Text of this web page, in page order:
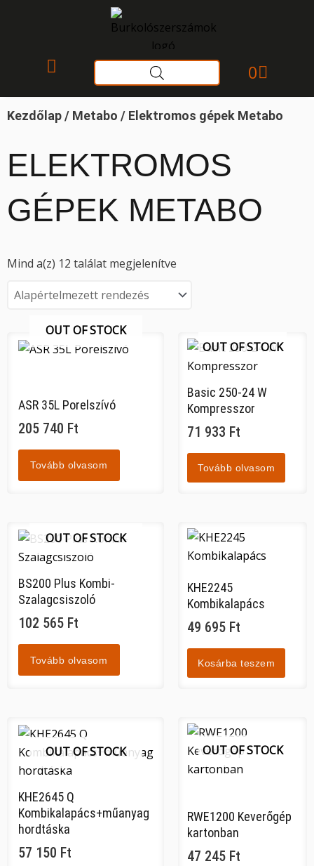
0
Kosár
Kezdőlap/ Metabo / Elektromos gépek Metabo
ELEKTROMOS
GÉPEK METABO
Mind a(z) 12 találat megjelenítve
OUT OF STOCK
ASR 35L Porelszívó
205 740 Ft
Tovább olvasom
OUT OF STOCK
Basic 250-24 W
Kompresszor
71 933 Ft
Tovább olvasom
OUT OF STOCK
BS200 Plus Kombi-
Szalagcsiszoló
102 565 Ft
Tovább olvasom
KHE2245
Kombikalapács
49 695 Ft
Kosárba teszem
OUT OF STOCK
KHE2645 Q
Kombikalapács+műanyag
hordtáska
57 150 Ft
OUT OF STOCK
RWE1200 Keverőgép
kartonban
47 245 Ft